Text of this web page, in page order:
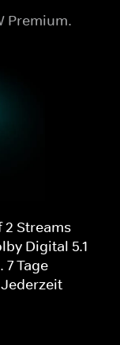
Premium.
Streams
Digital 5.1
Tage